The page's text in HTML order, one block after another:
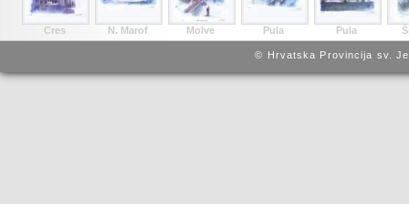
Cres N. Marof Molve Pula Pula
© Hrvatska Provincija sv.